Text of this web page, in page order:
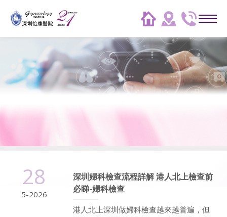
28
5-2026
深圳婦科檢查流程詳解 港人北上檢查前
必睇-婦科檢查
港人北上深圳做婦科檢查越來越普遍，但